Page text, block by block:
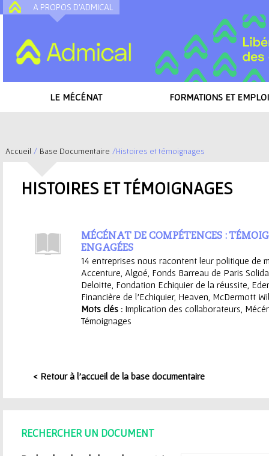
A PROPOS D'ADMICAL
LE MÉCÉNAT FORMATIONS ET
Accueil / Base Documentaire /Histoires et témoignages
HISTOIRES ET TÉMOIGNAGES
MÉCÉNAT DE COMPÉTENCES :
ENGAGÉES
14 entreprises nous racontent leur politique de
Accenture, Algoé, Fonds Barreau de Paris
Deloitte, Fondation Echiquier de la réussite,
Financière de l'Echiquier, Heaven, McDermott
Mots clés : Implication des collaborateurs
Témoignages
< Retour à l'accueil de la base documentaire
RECHERCHER UN DOCUMENT